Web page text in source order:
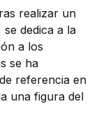
realizar un
se dedica a la
a los
se ha
referencia en
una figura del